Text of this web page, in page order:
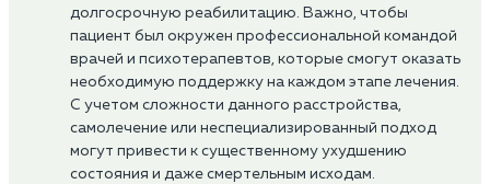
долгосрочную реабилитацию. Важно, чтобы
пациент был окружен профессиональной командой
врачей и психотерапевтов, которые смогут оказать
необходимую поддержку на каждом этапе лечения.
С учетом сложности данного расстройства,
самолечение или неспециализированный подход
могут привести к существенному ухудшению
состояния и даже смертельным исходам.